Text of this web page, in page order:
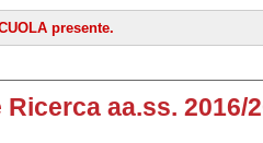
presente.
Ricerca aa.ss.